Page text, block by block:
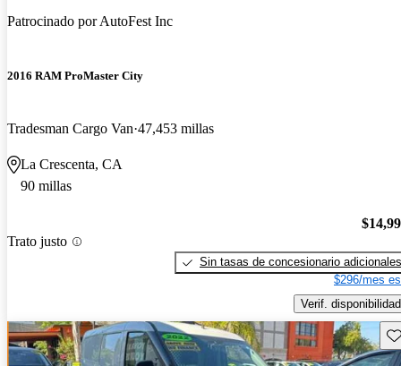
Patrocinado porAutoFest Inc
2016 RAM ProMaster City
Tradesman Cargo Van 47,453 millas
La Crescenta, CA
90 millas
Trato justo
Sin tasas de concesionario adicionales
$296/mes
Verif. disponibilidad